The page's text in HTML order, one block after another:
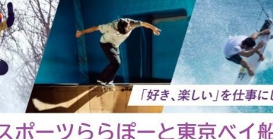
メンズ水着/ラッシュガード
その他
ンスグッズ キッズサーフィン
GO サーフセット
スノーボードウェア
キッズスノーボード
スノーボードメンテナンスグッズ
スケートボードメンテナンスグッ
ズ